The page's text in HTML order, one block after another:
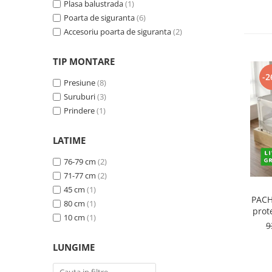
Protectii utile
Poarta siguranta copii
Deflectoare pentru aer conditionat
Protectii exterior
Casti antifonice pentru copii si
Echipament protectie bicicleta si
Accesorii auto copii
Haine & accesorii plaja
Haine plaja / inot
Ochelari de soare
Palarii protectie UV
Puericultura mare
Plasa balustrada(1)
Poarta de siguranta(6)
Accesoriu poarta de siguranta(2)
TIP MONTARE
Presiune(8)
Suruburi(3)
Prindere(1)
LATIME
76-79 cm (2)
71-77 cm (2)
45 cm (1)
80 cm (1)
10 cm (1)
LUNGIME
-